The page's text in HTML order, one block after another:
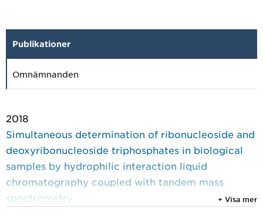
Publikationer
Omnämnanden
2018
Simultaneous determination of ribonucleoside and
deoxyribonucleoside triphosphates in biological
samples by hydrophilic interaction liquid
chromatography coupled with tandem mass
spectrometry
+ Visa mer